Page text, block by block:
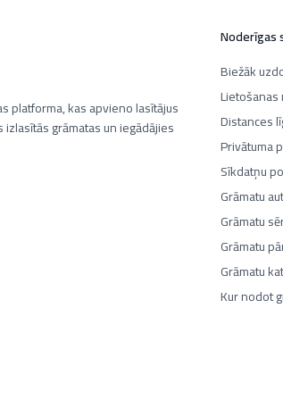
platforma, kas apvieno lasītājus
grāmatas un iegādājies
Noderīgas
Biežāk
Distances
Privātuma
Sīkdatņu
Grāmatu
Grāmatu
Grāmatu
Grāmatu
Kur nodot